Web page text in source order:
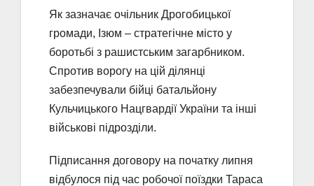
Як зазначає очільник Дрогобицької
громади, Ізюм – стратегічне місто у
боротьбі з рашистським загарбником.
Спротив ворогу на цій ділянці
забезпечували бійці батальйону
Кульчицького Нацгвардії України та інші
військові підрозділи.
Підписання договору на початку липня
відбулося під час робочої поїздки Тараса